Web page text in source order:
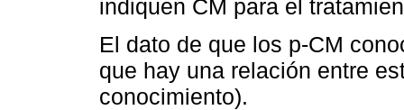
indiquen CM para el
El dato de que los p-CM
que hay una relación entre
conocimiento).